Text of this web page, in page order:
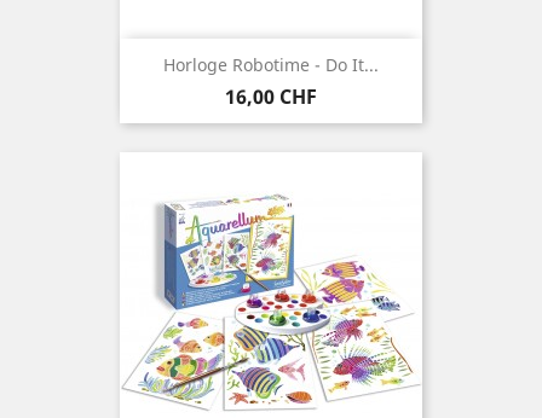
Horloge Robotime - Do It...
Preis
16,00 CHF